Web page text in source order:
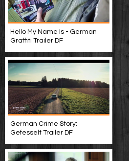
Hello My Name Is - German
Graffiti Trailer DF
German Crime Story:
Gefesselt Trailer DF